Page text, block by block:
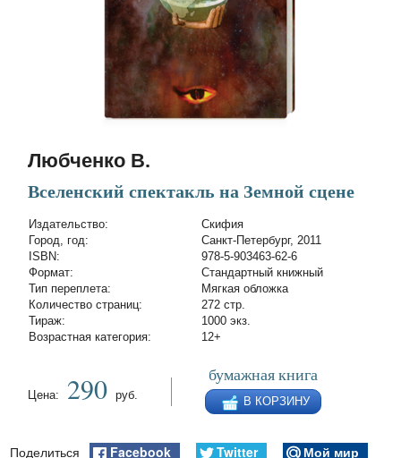
Любченко В.
Вселенский спектакль на Земной сцене
Издательство:
Скифия
Город, год:
Санкт-Петербург, 2011
ISBN:
978-5-903463-62-6
Формат:
Стандартный книжный
Тип переплета:
Мягкая обложка
Количество страниц:
272 стр.
Тираж:
1000 экз.
Возрастная категория:
12+
Цена: 290 руб.
бумажная книга
В КОРЗИНУ
Поделиться Facebook Twitter
Мой мир